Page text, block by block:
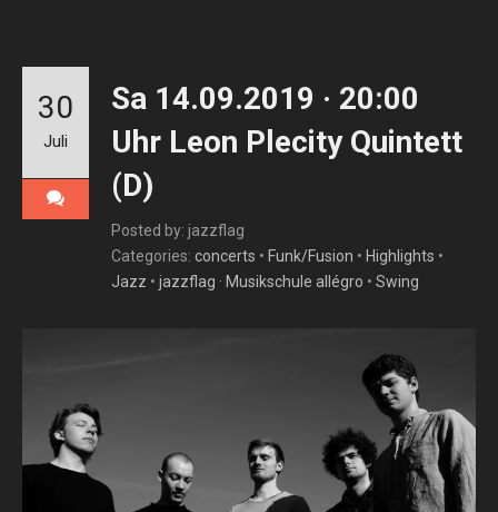
Sa 14.09.2019 · 20:00
Uhr Leon Plecity Quintett
(D)
Posted by: jazzflag
Categories: concerts • Funk/Fusion • Highlights •
Jazz • jazzflag · Musikschule allégro • Swing
30
Juli